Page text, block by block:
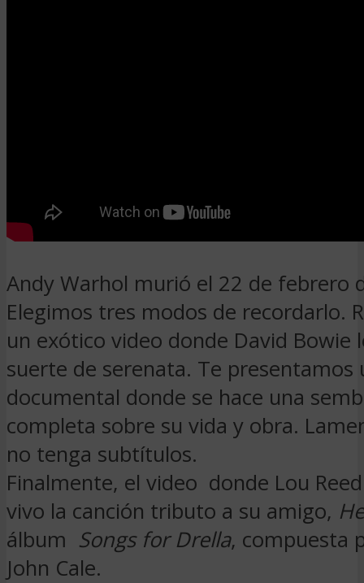
Andy Warhol murió el 22 de febrero
Elegimos tres modos de recordarlo.
un exótico video donde David Bowie
suerte de serenata. Te presentamos
documental donde se hace una
completa sobre su vida y obra.
no tenga subtítulos.
Finalmente, el video donde Lou
vivo la canción tributo a su amigo,
álbum Songs for Drella, compuesta
John Cale.